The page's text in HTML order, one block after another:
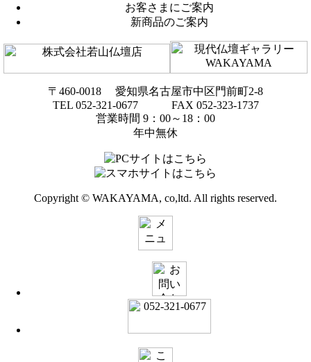
お客さまにご案内
新商品のご案内
〒460-0018 愛知県名古屋市中区門前町2-8
TEL 052-321-0677 FAX 052-323-1737
営業時間 9：00～18：00
年中無休
Copyright © WAKAYAMA, co,ltd. All rights reserved.